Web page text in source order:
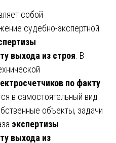
собой
судебно-экспертной
выхода из строя . В
по факту
в самостоятельный вид
объекты, задачи
экспертизы
выхода из